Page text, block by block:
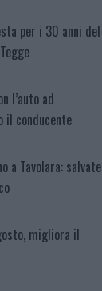
per i 30 anni del
l’auto ad
il conducente
a Tavolara: salvate
migliora il